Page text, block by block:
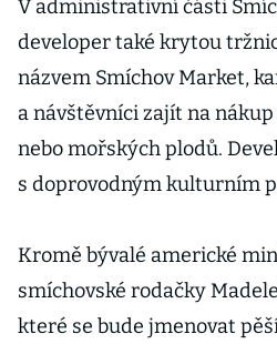
V administrativní části
developer také krytou
názvem Smíchov Market,
a návštěvníci zajít na
nebo mořských plodů.
s doprovodným kulturním
Kromě bývalé americké
smíchovské rodačky
které se bude jmenovat